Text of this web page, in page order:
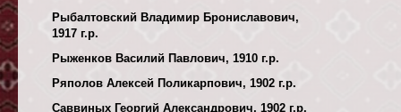
Рыбалтовский Владимир Брониславович,
1917 г.р.
Рыженков Василий Павлович, 1910 г.р.
Ряполов Алексей Поликарпович, 1902 г.р.
Саввиных Георгий Александрович, 1902 г.р.